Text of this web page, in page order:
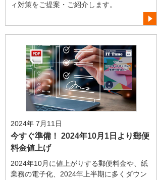
ィ対策をご提案・ご紹介します。
2024年 7月11日
今すぐ準備！ 2024年10月1日より郵便
料金値上げ
2024年10月に値上がりする郵便料金や、紙
業務の電子化、2024年上半期に多くダウン